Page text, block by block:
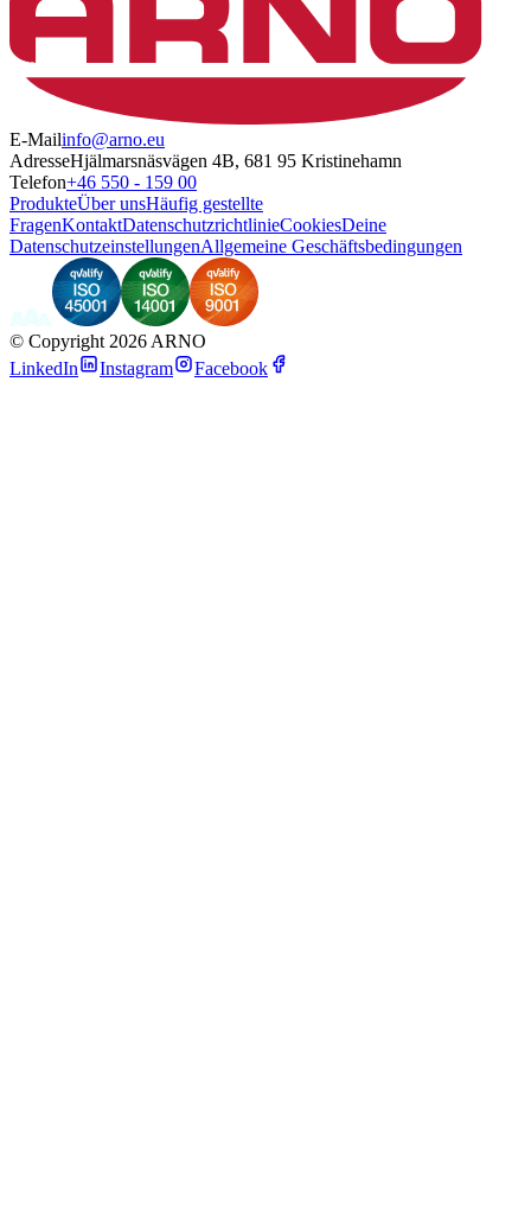
E-Mailinfo@arno.eu
AdresseHjälmarsnäsvägen 4B, 681 95 Kristinehamn
Telefon+46 550 - 159 00
ProdukteÜber unsHäufig gestellte
FragenKontaktDatenschutzrichtlinieCookiesDeine
DatenschutzeinstellungenAllgemeine Geschäftsbedingungen
© Copyright 2026 ARNO
LinkedIn
Instagram Facebook